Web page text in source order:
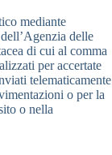
mediante
delle
di cui al comma
per accertate
telematicamente
o per la
o nella